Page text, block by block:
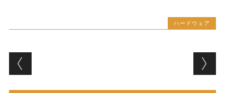
ハードウェア
投稿ナビゲーション